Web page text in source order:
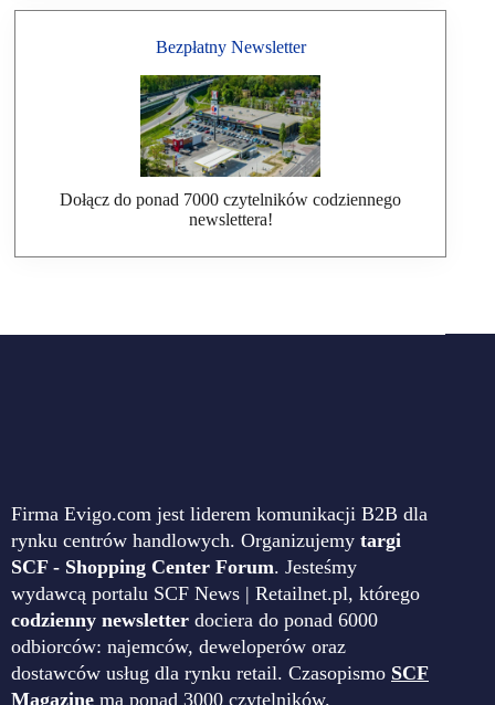
Bezpłatny Newsletter
Dołącz do ponad 7000 czytelników codziennego
newslettera!
Firma Evigo.com jest liderem komunikacji B2B dla
rynku centrów handlowych. Organizujemy targi
SCF - Shopping Center Forum. Jesteśmy
wydawcą portalu SCF News | Retailnet.pl, którego
codzienny newsletter dociera do ponad 6000
odbiorców: najemców, deweloperów oraz
dostawców usług dla rynku retail. Czasopismo SCF
Magazine ma ponad 3000 czytelników.